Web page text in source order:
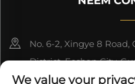
No. 6-2, Xingye 8
District, Foshan City,
We value your